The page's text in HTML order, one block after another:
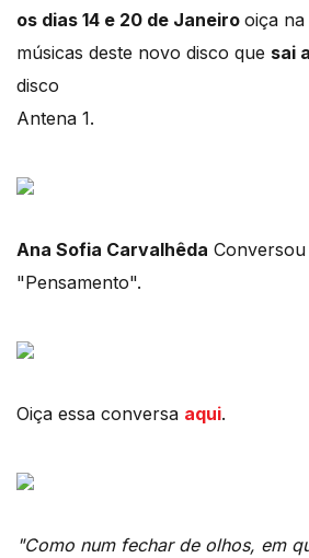
os dias 14 e 20 de Janeiro oiça na
músicas deste novo disco que sai
disco
Antena 1.
Ana Sofia Carvalhêda
"Pensamento".
Oiça essa conversa aqui.
"Como num fechar de olhos, em